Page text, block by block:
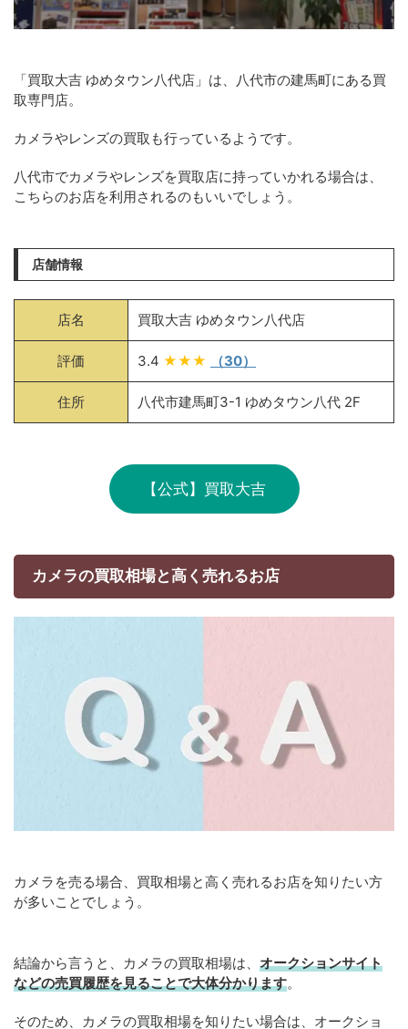
「買取大吉 ゆめタウン八代店」は、八代市の建馬町にある買
取専門店。
カメラやレンズの買取も行っているようです。
八代市でカメラやレンズを買取店に持っていかれる場合は、
こちらのお店を利用されるのもいいでしょう。
店舗情報
店名 買取大吉 ゆめタウン八代店
評価 3.4 ★★★ （30）
住所 八代市建馬町3-1 ゆめタウン八代 2F
【公式】買取大吉
カメラの買取相場と高く売れるお店
カメラを売る場合、買取相場と高く売れるお店を知りたい方
が多いことでしょう。
結論から言うと、カメラの買取相場は、 オークションサイト
などの売買履歴を見ることで大体分かります。
そのため、カメラの買取相場を知りたい場合は、オークショ